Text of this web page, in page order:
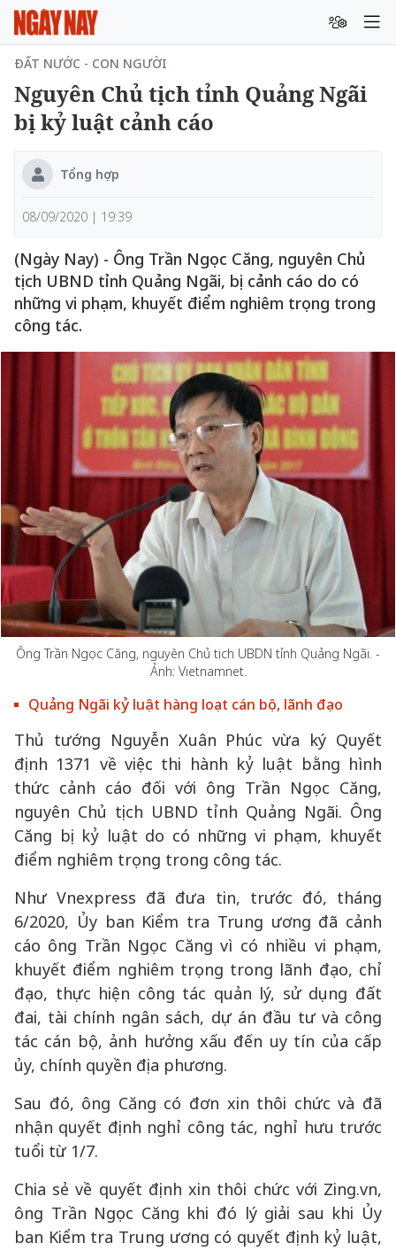
ĐẤT NƯỚC - CON NGƯỜI
Nguyên Chủ tịch tỉnh Quảng Ngãi
bị kỷ luật cảnh cáo
Tổng hợp
08/09/2020 | 19:39
(Ngày Nay) - Ông Trần Ngọc Căng, nguyên Chủ
tịch UBND tỉnh Quảng Ngãi, bị cảnh cáo do có
những vi phạm, khuyết điểm nghiêm trọng trong
công tác.
Ông Trần Ngọc Căng, nguyên Chủ tịch UBDN tỉnh Quảng Ngãi. -
Ảnh: Vietnamnet.
Quảng Ngãi kỷ luật hàng loạt cán bộ, lãnh đạo
Thủ tướng Nguyễn Xuân Phúc vừa ký Quyết
định 1371 về việc thi hành kỷ luật bằng hình
thức cảnh cáo đối với ông Trần Ngọc Căng,
nguyên Chủ tịch UBND tỉnh Quảng Ngãi. Ông
Căng bị kỷ luật do có những vi phạm, khuyết
điểm nghiêm trọng trong công tác.
Như Vnexpress đã đưa tin, trước đó, tháng
6/2020, Ủy ban Kiểm tra Trung ương đã cảnh
cáo ông Trần Ngọc Căng vì có nhiều vi phạm,
khuyết điểm nghiêm trọng trong lãnh đạo, chỉ
đạo, thực hiện công tác quản lý, sử dụng đất
đai, tài chính ngân sách, dự án đầu tư và công
tác cán bộ, ảnh hưởng xấu đến uy tín của cấp
ủy, chính quyền địa phương.
Sau đó, ông Căng có đơn xin thôi chức và đã
nhận quyết định nghỉ công tác, nghỉ hưu trước
tuổi từ 1/7.
Chia sẻ về quyết định xin thôi chức với Zing.vn,
ông Trần Ngọc Căng khi đó lý giải sau khi Ủy
ban Kiểm tra Trung ương có quyết định kỷ luật,